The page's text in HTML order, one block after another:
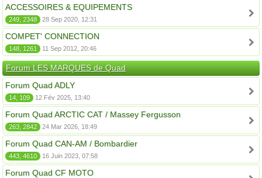
ACCESSOIRES & EQUIPEMENTS
249, 2348 28 Sep 2020, 12:31
COMPET' CONNECTION
148, 1261 11 Sep 2012, 20:46
Forum LES MARQUES de Quad
Forum Quad ADLY
14, 109 12 Fév 2025, 13:40
Forum Quad ARCTIC CAT / Massey Fergusson
263, 2842 24 Mar 2026, 18:49
Forum Quad CAN-AM / Bombardier
443, 4610 16 Juin 2023, 07:58
Forum Quad CF MOTO